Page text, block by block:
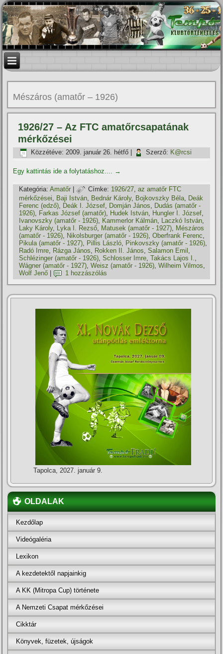
Mészáros (amatőr – 1926)
1926/27 – Az FTC amatőrcsapatának
mérkőzései
Közzétéve: 2009. január 26. hétfő Szerző: K@rcsi
Egy kattintás ide a folytatáshoz.... →
Kategória: Amatőr | Címke: 1926/27,az amatőr FTC
mérkőzései, Baji István, Bednár Károly, Bojkovszky Béla, Deák
Ferenc (edző), Deák I. József, Domján János, Dudás (amatőr -
1926), Farkas József (amatőr), Hudek István, Hungler I. József,
Ivanovszky (amatőr - 1926), Kammerlor Kálmán, Laczkó István,
Laky Károly, Lyka I. Rezső, Matusek (amatőr - 1927), Mészáros
(amatőr - 1926), Nikolsburger (amatőr - 1926),Oberfrank Ferenc,
Pikula (amatőr - 1927), Pillis László, Pinkovszky (amatőr - 1926),
Radó Imre, Rázga János, Rokken II. János,Salamon Emil ,
Schlézinger (amatőr - 1926),Schlosser Imre,Takács Lajos I.,
Wágner (amatőr - 1927),Weisz (amatőr - 1926),Wilheim Vilmos,
Wolf Jenő
1 hozzászólás
Tapolca, 2027. január 9.
OLDALAK
Kezdőlap
Videógaléria
Lexikon
A kezdetektől napjainkig
A KK (Mitropa Cup) története
A Nemzeti Csapat mérkőzései
Cikktár
Könyvek, füzetek, újságok